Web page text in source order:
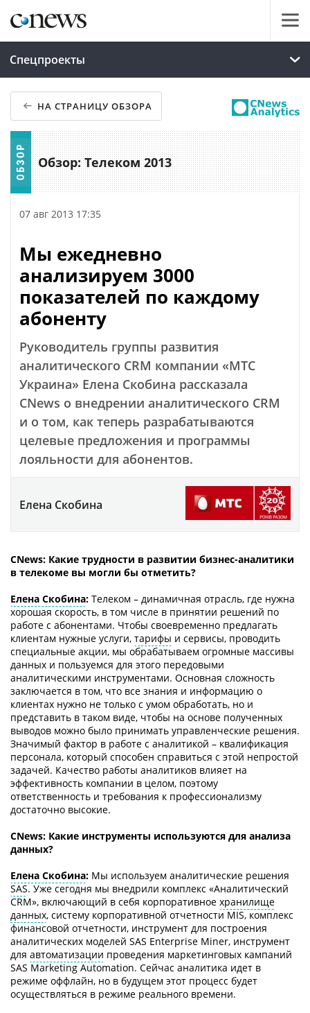
Спецпроекты
НА СТРАНИЦУ ОБЗОРА
Обзор: Телеком 2013
07 авг 2013 17:35
Мы ежедневно
анализируем 3000
показателей по каждому
абоненту
Руководитель группы развития
аналитического CRM компании «МТС
Украина» Елена Скобина рассказала
CNews о внедрении аналитического CRM
и о том, как теперь разрабатываются
целевые предложения и программы
лояльности для абонентов.
Елена Скобина
СNews: Какие трудности в развитии бизнес-аналитики
в телекоме вы могли бы отметить?
Елена Скобина: Телеком – динамичная отрасль, где нужна
хорошая скорость, в том числе в принятии решений по
работе с абонентами. Чтобы своевременно предлагать
клиентам нужные услуги, тарифы и сервисы, проводить
специальные акции, мы обрабатываем огромные массивы
данных и пользуемся для этого передовыми
аналитическими инструментами. Основная сложность
заключается в том, что все знания и информацию о
клиентах нужно не только с умом обработать, но и
представить в таком виде, чтобы на основе полученных
выводов можно было принимать управленческие решения.
Значимый фактор в работе с аналитикой – квалификация
персонала, который способен справиться с этой непростой
задачей. Качество работы аналитиков влияет на
эффективность компании в целом, поэтому
ответственность и требования к профессионализму
достаточно высокие.
СNews: Какие инструменты используются для анализа
данных?
Елена Скобина: Мы используем аналитические решения
SAS. Уже сегодня мы внедрили комплекс «Аналитический
CRM», включающий в себя корпоративное хранилище
данных, систему корпоративной отчетности MIS, комплекс
финансовой отчетности, инструмент для построения
аналитических моделей SAS Enterprise Miner, инструмент
для автоматизации проведения маркетинговых кампаний
SAS Marketing Automation. Сейчас аналитика идет в
режиме оффлайн, но в будущем этот процесс будет
осуществляться в режиме реального времени.